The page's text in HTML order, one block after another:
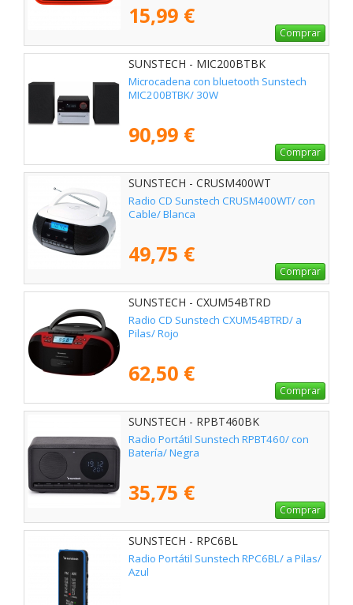
15,99 €
Comprar
SUNSTECH - MIC200BTBK
Microcadena con bluetooth Sunstech
MIC200BTBK/ 30W
90,99 €
Comprar
SUNSTECH - CRUSM400WT
Radio CD Sunstech CRUSM400WT/ con
Cable/ Blanca
49,75 €
Comprar
SUNSTECH - CXUM54BTRD
Radio CD Sunstech CXUM54BTRD/ a
Pilas/ Rojo
62,50 €
Comprar
SUNSTECH - RPBT460BK
Radio Portátil Sunstech RPBT460/ con
Batería/ Negra
35,75 €
Comprar
SUNSTECH - RPC6BL
Radio Portátil Sunstech RPC6BL/ a Pilas/
Azul